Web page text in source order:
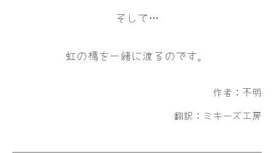
そして…
虹の橋を一緒に渡るのです。
作者：不明
翻訳：ミキーズ工房